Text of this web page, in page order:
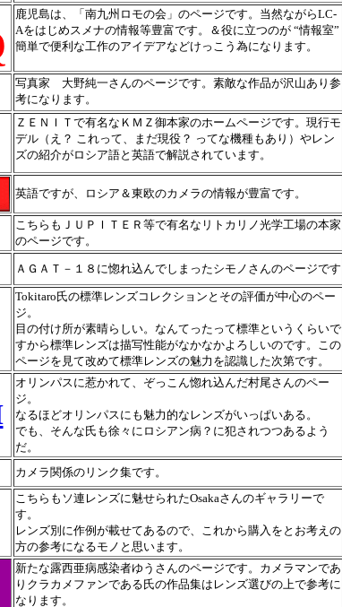
鹿児島は、「南九州ロモの会」のページです。当然ながらLC-
Aをはじめスメナの情報等豊富です。＆役に立つのが “情報室”
簡単で便利な工作のアイデアなどけっこう為になります。
写真家 大野純一さんのページです。素敵な作品が沢山あり参
考になります。
ＺＥＮＩＴで有名なＫＭＺ御本家のホームページです。現行モ
デル（え？ これって、まだ現役？ ってな機種もあり）やレン
ズの紹介がロシア語と英語で解説されています。
英語ですが、ロシア＆東欧のカメラの情報が豊富です。
こちらもＪＵＰＩＴＥＲ等で有名なリトカリノ光学工場の本家
のページです。
ＡＧＡＴ－１８に惚れ込んでしまったシモノさんのページです
Tokitaro氏の標準レンズコレクションとその評価が中心のペー
ジ。
目の付け所が素晴らしい。なんてったって標準というくらいで
すから標準レンズは描写性能がなかなかよろしいのです。この
ページを見て改めて標準レンズの魅力を認識した次第です。
オリンパスに惹かれて、ぞっこん惚れ込んだ村尾さんのペー
ジ。
なるほどオリンパスにも魅力的なレンズがいっぱいある。
でも、そんな氏も徐々にロシアン病？に犯されつつあるよう
だ。
カメラ関係のリンク集です。
こちらもソ連レンズに魅せられたOsakaさんのギャラリーで
す。
レンズ別に作例が載せてあるので、これから購入をとお考えの
方の参考になるモノと思います。
新たな露西亜病感染者ゆうさんのページです。カメラマンであ
りクラカメファンである氏の作品集はレンズ選びの上で参考に
なります。